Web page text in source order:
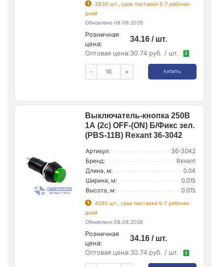
3830 шт., срок поставки 5-7 рабочих
дней
Обновлено 08.08.2026
Розничная
цена:
34.16 / шт.
Оптовая цена:30.74 руб. / шт. !
- + КУПИТЬ
Выключатель-кнопка 250В
1А (2с) OFF-(ON) Б/Фикс зел.
(PBS-11В) Rexant 36-3042
Артикул:
36-3042
Бренд:
Rexant
Длина, м:
0.04
Ширина, м:
0.015
Высота, м:
0.015
4290 шт., срок поставки 5-7 рабочих
дней
Обновлено 08.08.2026
Розничная
цена:
34.16 / шт.
Оптовая цена:30.74 руб. / шт. !